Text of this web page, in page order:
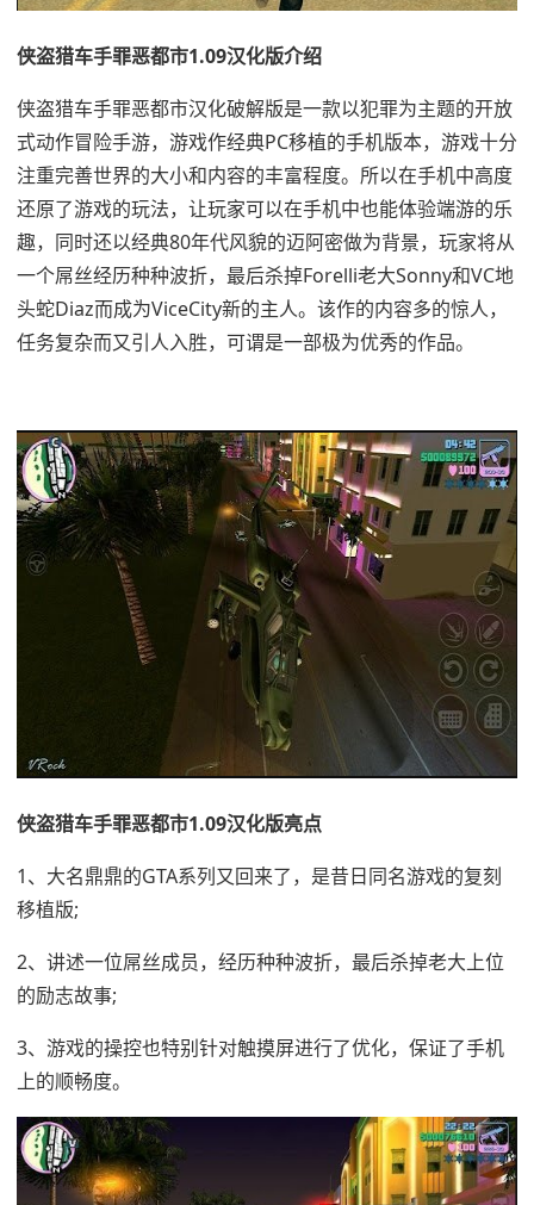
侠盗猎车手罪恶都市1.09汉化版介绍
侠盗猎车手罪恶都市汉化破解版是一款以犯罪为主题的开放
式动作冒险手游，游戏作经典PC移植的手机版本，游戏十分
注重完善世界的大小和内容的丰富程度。所以在手机中高度
还原了游戏的玩法，让玩家可以在手机中也能体验端游的乐
趣，同时还以经典80年代风貌的迈阿密做为背景，玩家将从
一个屌丝经历种种波折，最后杀掉Forelli老大Sonny和VC地
头蛇Diaz而成为ViceCity新的主人。该作的内容多的惊人，
任务复杂而又引人入胜，可谓是一部极为优秀的作品。
侠盗猎车手罪恶都市1.09汉化版亮点
1、大名鼎鼎的GTA系列又回来了，是昔日同名游戏的复刻
移植版;
2、讲述一位屌丝成员，经历种种波折，最后杀掉老大上位
的励志故事;
3、游戏的操控也特别针对触摸屏进行了优化，保证了手机
上的顺畅度。